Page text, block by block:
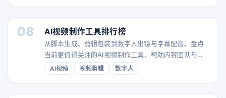
08 AI视频制作工具排行榜
从脚本生成、剪辑包装到数字人出镜与字幕配音，盘点
当前更值得关注的AI视频制作工具，帮助内容团队与个
人创作者更高效地完成视频生产。
AI视频 视频剪辑 数字人